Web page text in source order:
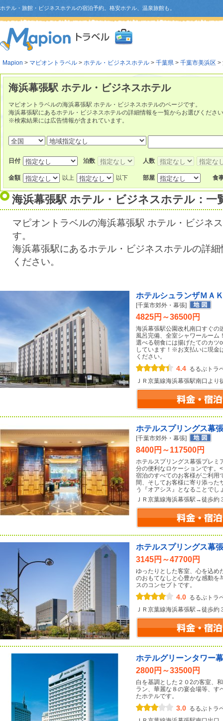
ホテル・旅館・ビジネスホテルの宿泊予約。格安ホテル、温泉旅館も。
Mapion > マピオントラベル > ホテル・ビジネスホテル > 千葉県 > 千葉市美浜区 >
海浜幕張駅 ホテル・ビジネスホテル
マピオントラベルの海浜幕張駅 ホテル・ビジネスホテルのページです。
海浜幕張駅にあるホテル・ビジネスホテルの詳細情報を一覧からお選びくださ
※検索結果には広告情報が含まれています。
日付 泊数 人数
金額 以上 以下 部屋 食
海浜幕張駅 ホテル・ビジネスホテル：一
マピオントラベルの海浜幕張駅 ホテル・ビジネ
す。
海浜幕張駅にあるホテル・ビジネスホテルの詳
ください。
ホテルシュランザＭＡ
[千葉市郊外・幕張]
4825円～36500円
海浜幕張駅公園改札南口すぐの
風呂完備、全室シャワールー
選べる朝食には揚げたてのカツ
しています！※お支払いに現金
ください。
4.4 るるぶトラ
ＪＲ京葉線海浜幕張駅南口より
ホテルスプリングス幕
[千葉市郊外・幕張]
8400円～117500円
ホテルスプリングス幕張プレミ
分の便利なロケーションです。
宿泊のすべてのお客様がご利用
間、そしてお客様に寄り添った
う『オアシス』となることでし
ＪＲ京葉線海浜幕張駅→徒歩約
ホテルスプリングス幕張
3145円～47700円
ゆったりとした客室、心を込め
のおもてなしと心豊かな感動を
スのコンセプトです。
4.0 るるぶトラ
ＪＲ京葉線海浜幕張駅→徒歩約
ホテルグリーンタワー
2800円～33500円
白を基調とした２０2の客室、
ラン、華麗な８の宴会場等、す
たホテルです。
3.0 るるぶトラ